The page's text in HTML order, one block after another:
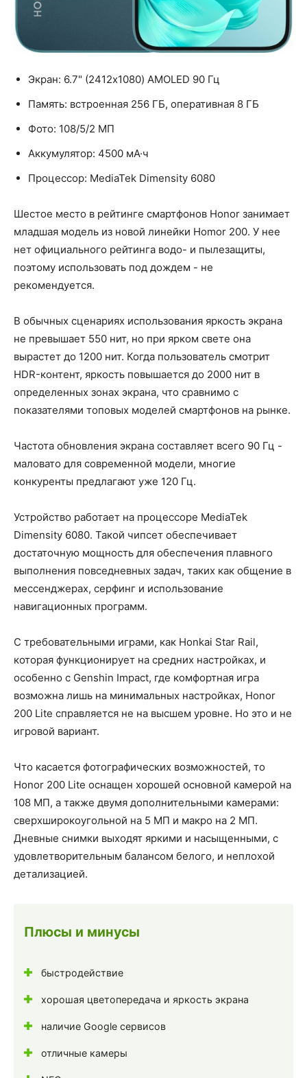
Экран: 6.7" (2412x1080) AMOLED 90 Гц
Память: встроенная 256 ГБ, оперативная 8 ГБ
Фото: 108/5/2 МП
Аккумулятор: 4500 мА·ч
Процессор: MediaTek Dimensity 6080
Шестое место в рейтинге смартфонов Honor занимает
младшая модель из новой линейки Homor 200. У нее
нет официального рейтинга водо- и пылезащиты,
поэтому использовать под дождем - не
рекомендуется.
В обычных сценариях использования яркость экрана
не превышает 550 нит, но при ярком свете она
вырастет до 1200 нит. Когда пользователь смотрит
HDR-контент, яркость повышается до 2000 нит в
определенных зонах экрана, что сравнимо с
показателями топовых моделей смартфонов на рынке.
Частота обновления экрана составляет всего 90 Гц -
маловато для современной модели, многие
конкуренты предлагают уже 120 Гц.
Устройство работает на процессоре MediaTek
Dimensity 6080. Такой чипсет обеспечивает
достаточную мощность для обеспечения плавного
выполнения повседневных задач, таких как общение в
мессенджерах, серфинг и использование
навигационных программ.
С требовательными играми, как Honkai Star Rail,
которая функционирует на средних настройках, и
особенно с Genshin Impact, где комфортная игра
возможна лишь на минимальных настройках, Honor
200 Lite справляется не на высшем уровне. Но это и не
игровой вариант.
Что касается фотографических возможностей, то
Honor 200 Lite оснащен хорошей основной камерой на
108 МП, а также двумя дополнительными камерами:
сверхширокоугольной на 5 МП и макро на 2 МП.
Дневные снимки выходят яркими и насыщенными, с
удовлетворительным балансом белого, и неплохой
детализацией.
Плюсы и минусы
быстродействие
хорошая цветопередача и яркость экрана
наличие Google сервисов
отличные камеры